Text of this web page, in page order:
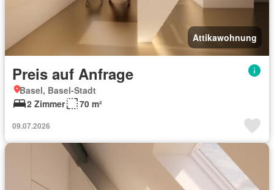
Attikawohnung
Preis auf Anfrage
Basel, Basel-Stadt
2 Zimmer
70 m²
09.07.2026